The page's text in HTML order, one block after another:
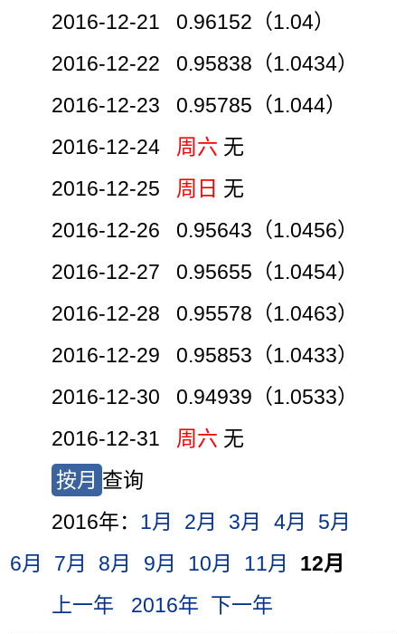
2016-12-21 0.96152（1.04）
2016-12-22 0.95838（1.0434）
2016-12-23 0.95785（1.044）
2016-12-24 周六 无
2016-12-25 周日 无
2016-12-26 0.95643（1.0456）
2016-12-27 0.95655（1.0454）
2016-12-28 0.95578（1.0463）
2016-12-29 0.95853（1.0433）
2016-12-30 0.94939（1.0533）
2016-12-31 周六 无
按月 查询
2016年： 1月 2月 3月 4月
5月
6月
7月 8月 9月 10月 11月
12月
上一年
2016年 下一年